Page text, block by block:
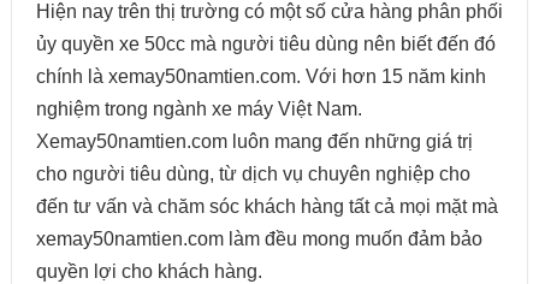
Hiện nay trên thị trường có một số cửa hàng phân phối
ủy quyền xe 50cc mà người tiêu dùng nên biết đến đó
chính là xemay50namtien.com. Với hơn 15 năm kinh
nghiệm trong ngành xe máy Việt Nam.
Xemay50namtien.com luôn mang đến những giá trị
cho người tiêu dùng, từ dịch vụ chuyên nghiệp cho
đến tư vấn và chăm sóc khách hàng tất cả mọi mặt mà
xemay50namtien.com làm đều mong muốn đảm bảo
quyền lợi cho khách hàng.